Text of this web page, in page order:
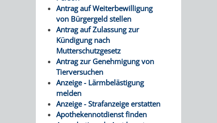
Antrag auf Weiterbewilligung
von Bürgergeld stellen
Antrag auf Zulassung zur
Kündigung nach
Mutterschutzgesetz
Antrag zur Genehmigung von
Tierversuchen
Anzeige - Lärmbelästigung
melden
Anzeige - Strafanzeige erstatten
Apothekennotdienst finden